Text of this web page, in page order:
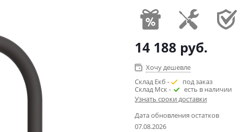
14 188 руб.
Хочу дешевле
Склад Екб -
под заказ
Склад Мск -
есть в наличии
Узнать сроки доставки
Дата обновления остатков
07.08.2026